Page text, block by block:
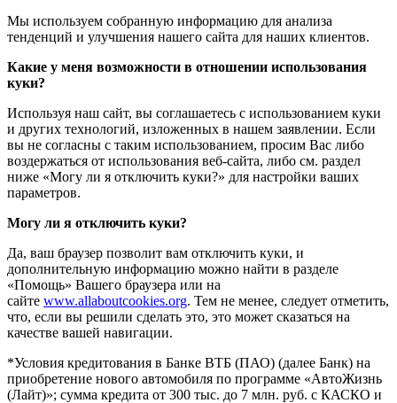
Мы используем собранную информацию для анализа
тенденций и улучшения нашего сайта для наших клиентов.
Какие у меня возможности в отношении использования
куки?
Используя наш сайт, вы соглашаетесь с использованием куки
и других технологий, изложенных в нашем заявлении. Если
вы не согласны с таким использованием, просим Вас либо
воздержаться от использования веб-сайта, либо см. раздел
ниже «Могу ли я отключить куки?» для настройки ваших
параметров.
Могу ли я отключить куки?
Да, ваш браузер позволит вам отключить куки, и
дополнительную информацию можно найти в разделе
«Помощь» Вашего браузера или на
сайте www.allaboutcookies.org. Тем не менее, следует отметить,
что, если вы решили сделать это, это может сказаться на
качестве вашей навигации.
*Условия кредитования в Банке ВТБ (ПАО) (далее Банк) на
приобретение нового автомобиля по программе «АвтоЖизнь
(Лайт)»; сумма кредита от 300 тыс. до 7 млн. руб. с КАСКО и